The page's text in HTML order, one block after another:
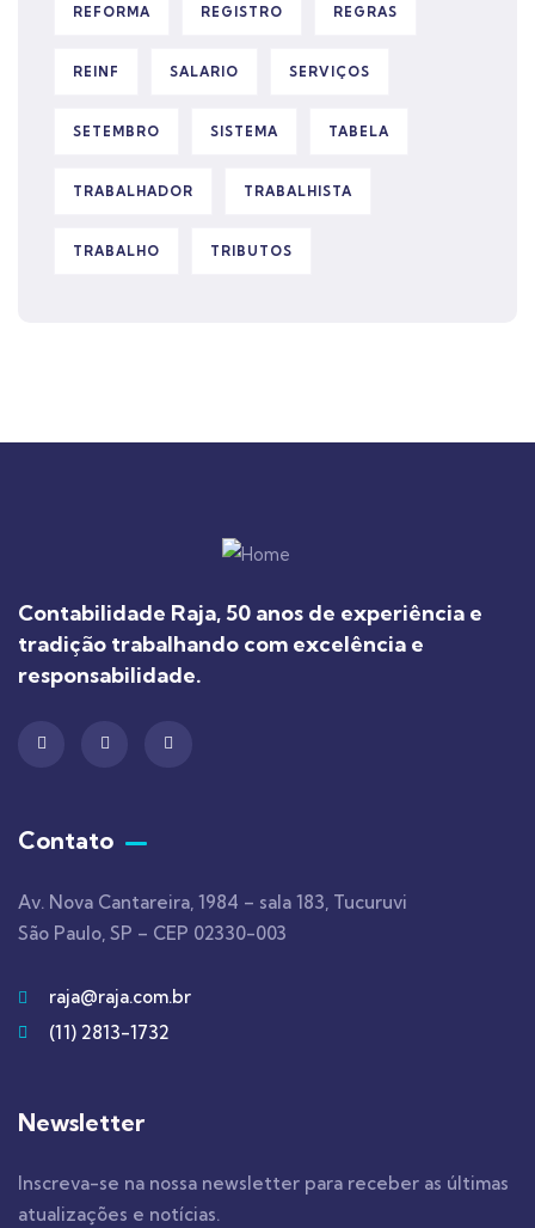
REFORMA REGISTRO REGRAS
REINF SALARIO SERVIÇOS
SETEMBRO SISTEMA TABELA
TRABALHADOR TRABALHISTA
TRABALHO TRIBUTOS
Contabilidade Raja, 50 anos de experiência e
tradição trabalhando com excelência e
responsabilidade.
Contato
Av. Nova Cantareira, 1984 – sala 183, Tucuruvi
São Paulo, SP – CEP 02330-003
raja@raja.com.br
(11) 2813-1732
Newsletter
Inscreva-se na nossa newsletter para receber as últimas
atualizações e notícias.